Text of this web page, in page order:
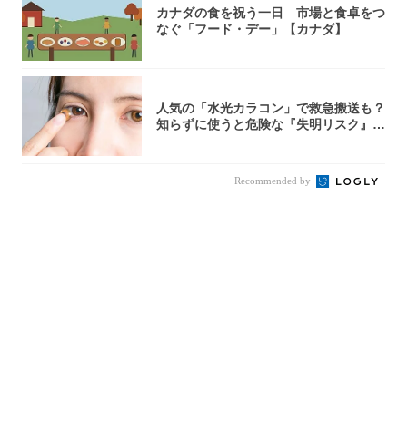
カナダの食を祝う一日 市場と食卓をつ
なぐ「フード・デー」【カナダ】
人気の「水光カラコン」で救急搬送も？
知らずに使うと危険な『失明リスク』と
Recommended by